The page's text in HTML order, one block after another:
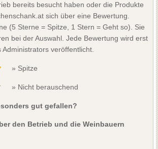
bereits besucht haben oder die Produkte
sich über eine Bewertung.
(5 Sterne = Spitze, 1 Stern = Geht so). Sie
bei der Auswahl. Jede Bewertung wird erst
veröffentlicht.
» Spitze
» Nicht berauschend
gut gefallen?
den Betrieb und die Weinbauern